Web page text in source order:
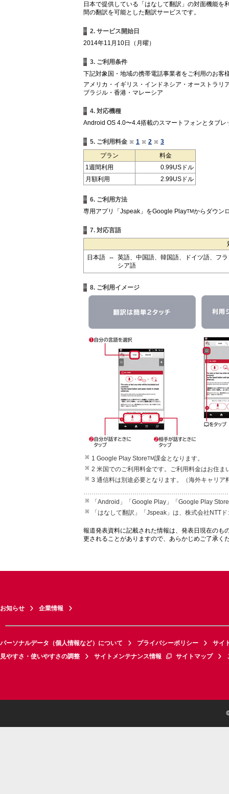
日本で提供している「はなして翻訳」の対面機能
間の翻訳を可能とした翻訳サービスです。
2. サービス開始日
2014年11月10日（月曜）
3. ご利用条件
下記対象国・地域の携帯電話事業者をご利用のお客
アメリカ・イギリス・インドネシア・オーストラ
ブラジル・香港・マレーシア
4. 対応機種
Android OS 4.0〜4.4搭載のスマートフォンとタブレ
5. ご利用料金 1 2 3
プラン
料金
1週間利用
0.99USドル
月額利用
2.99USドル
6. ご利用方法
専用アプリ「Jspeak」をGoogle PlayTMからダウン
7. 対応言語
日本語
⇔
英語、中国語、韓国語、ドイツ語、フ
シア語
8. ご利用イメージ
1 Google Play StoreTM課金となります。
2 米国でのご利用料金です。ご利用料金はお住ま
3 通信料は別途必要となります。（海外キャリア
「Android」「Google Play」「Google Play
「はなして翻訳」「Jspeak」は、株式会社NTT
報道発表資料に記載された情報は、発表日現在のも
更されることがありますので、あらかじめご了承く
お知らせ 企業情報
パーソナルデータ（個人情報など）について プライバシーポリシー
サイ
見やすさ・使いやすさの調整
サイトメンテナンス情報 サイトマップ